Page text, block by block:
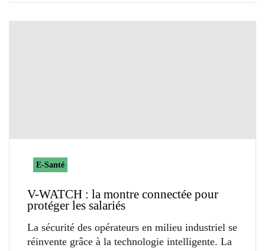
E-Santé
V-WATCH : la montre connectée pour
protéger les salariés
La sécurité des opérateurs en milieu industriel se
réinvente grâce à la technologie intelligente. La